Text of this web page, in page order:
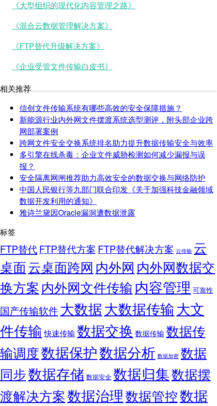
《大型组织的现代化内容管理之路》
《混合云数据管理解决方案》
《FTP替代升级解决方案》
《企业受管文件传输白皮书》
相关推荐
信创文件传输系统有哪些高效的安全保障措施？
新能源行业内外网文件摆渡系统选型测评，附头部企业跨
网部署案例
跨网文件安全交换系统排名助力提升数据传输安全与效率
多引擎在线杀毒：企业文件威胁检测如何减少漏报与误
报？
安全隔离网闸推荐助力高效安全的数据交换与网络防护
中国人民银行等九部门联合印发《关于加强科技金融领域
数据开发利用的通知》
雅诗兰黛因Oracle漏洞遭数据泄露
标签
FTP替代FTP替代方案 FTP替代解决方案 云传输 云
桌面云桌面跨网 内外网 内外网数据交
换方案内外网文件传输内容管理 可靠性
国产传输软件 大数据大数据传输大文
件传输 快速传输 数据交换 数据传输数据传
输调度数据保护数据分析 数据加密 数据
同步数据存储 数据安全 数据归集数据摆
渡解决方案数据治理数据管控数据